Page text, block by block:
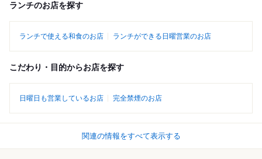
ランチのお店を探す
ランチで使える和食のお店 ランチができる日曜営業のお店
こだわり・目的からお店を探す
日曜日も営業しているお店 完全禁煙のお店
関連の情報をすべて表示する